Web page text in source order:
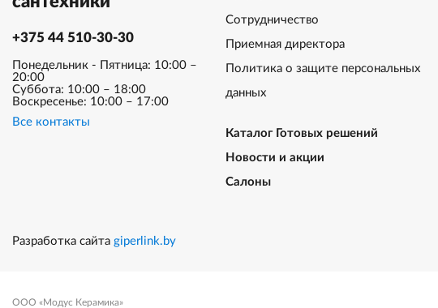
+375 44 510-30-30
Понедельник - Пятница: 10:00 –
20:00
Суббота: 10:00 – 18:00
Воскресенье: 10:00 – 17:00
Все контакты
Сотрудничество
Приемная директора
Политика о защите персональных
данных
Каталог Готовых решений
Новости и акции
Салоны
Разработка сайта giperlink.by
ООО «Модус Керамика»